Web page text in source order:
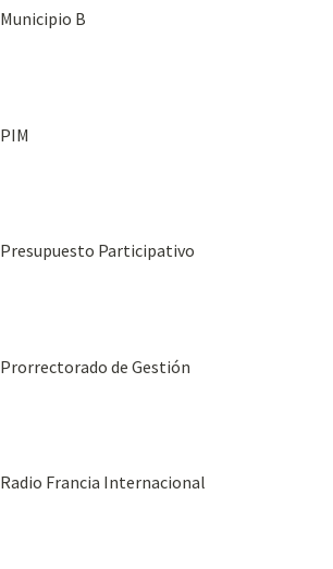
Municipio B
PIM
Presupuesto Participativo
Prorrectorado de Gestión
Radio Francia Internacional